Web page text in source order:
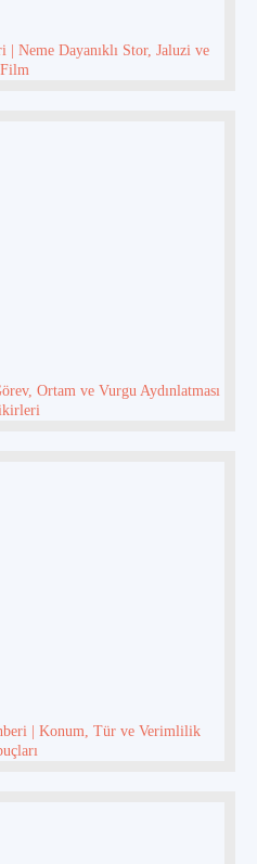
| Neme Dayanıklı Stor, Jaluzi ve
Film
Ortam ve Vurgu Aydınlatması
| Konum, Tür ve Verimlilik